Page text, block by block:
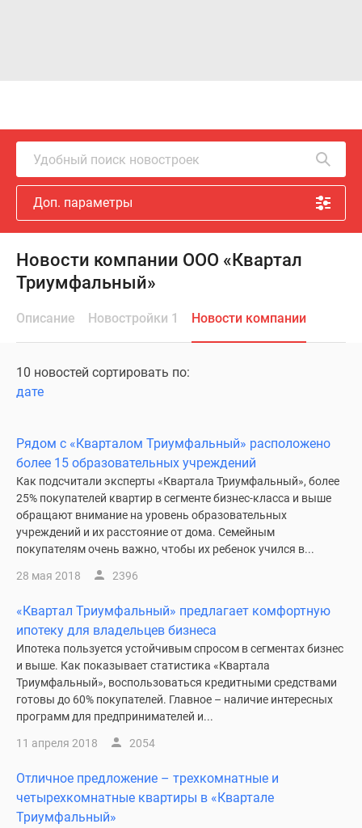
Удобный поиск новостроек
Доп. параметры
Новости компании ООО «Квартал
Триумфальный»
Описание Новостройки 1 Новости компании
10 новостей сортировать по:
дате
Рядом с «Кварталом Триумфальный» расположено
более 15 образовательных учреждений
Как подсчитали эксперты «Квартала Триумфальный», более
25% покупателей квартир в сегменте бизнес-класса и выше
обращают внимание на уровень образовательных
учреждений и их расстояние от дома. Семейным
покупателям очень важно, чтобы их ребенок учился в...
28 мая 2018 2396
«Квартал Триумфальный» предлагает комфортную
ипотеку для владельцев бизнеса
Ипотека пользуется устойчивым спросом в сегментах бизнес
и выше. Как показывает статистика «Квартала
Триумфальный», воспользоваться кредитными средствами
готовы до 60% покупателей. Главное – наличие интересных
программ для предпринимателей и...
11 апреля 2018 2054
Отличное предложение – трехкомнатные и
четырехкомнатные квартиры в «Квартале
Триумфальный»